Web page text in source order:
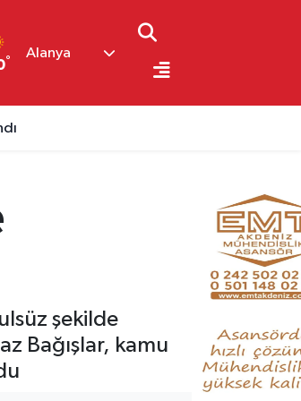
°
Alanya
şekilde
Bağışlar, kamu